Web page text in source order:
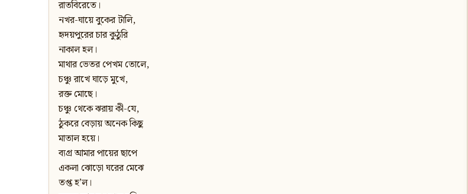
রাতবিরেতে।
নখর-ঘায়ে বুকের টালি,
হৃদয়পুরের চার কুঠুরি
নাকাল হল।
মাথার ভেতর পেখম তোলে,
চঞ্চু রাখে ঘাড়ে মুখে,
রক্ত মোছে।
চঞ্চু থেকে ঝরায় কী-যে,
ঠুকরে বেড়ায় অনেক কিছু
মাতাল হয়ে।
ব্যগ্র আমার পায়ের ছাপে
একলা ঝোড়ো ঘরের মেঝে
তপ্ত হ’ল।